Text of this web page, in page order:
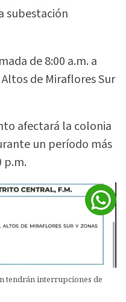
subestación
de 8:00 a.m. a
de Miraflores Sur
afectará la colonia
un período más
p.m.
tendrán interrupciones de